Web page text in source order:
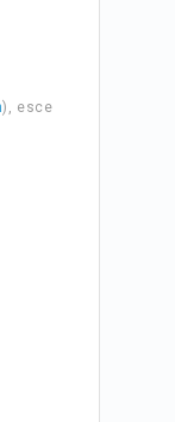
), esce